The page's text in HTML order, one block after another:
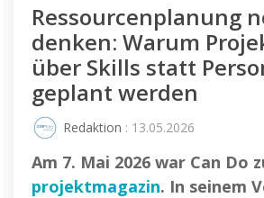
Ressourcenplanung
denken: Warum
über Skills statt
geplant werden
Redaktion : 13.05.2026
Am 7. Mai 2026 war Can Do
projektmagazin. In seinem